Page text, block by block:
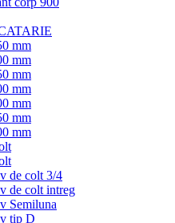
mm
mm
mm
mm
mm
mm
mm
de colt 3/4
de colt intreg
Semiluna
tip D